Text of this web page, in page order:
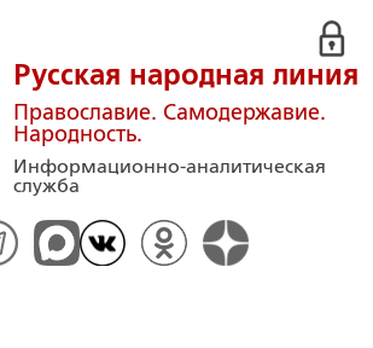
Русская народная линия
Православие. Самодержавие.
Народность.
Информационно-аналитическая
служба